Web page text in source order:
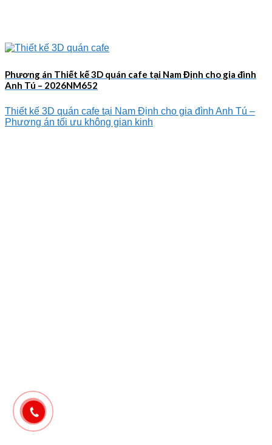
Phương án Thiết kế 3D quán cafe tại Nam Định cho gia đình
Anh Tú – 2026NM652
Thiết kế 3D quán cafe tại Nam Định cho gia đình Anh Tú –
Phương án tối ưu không gian kinh